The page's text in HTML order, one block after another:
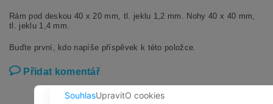
Rám pod deskou 40 x 20 mm, tl. jeklu 1,2 mm. Nohy 40 x 40 mm,
tl. jeklu 1,4 mm.
Buďte první, kdo napíše příspěvek k této položce.
Přidat komentář